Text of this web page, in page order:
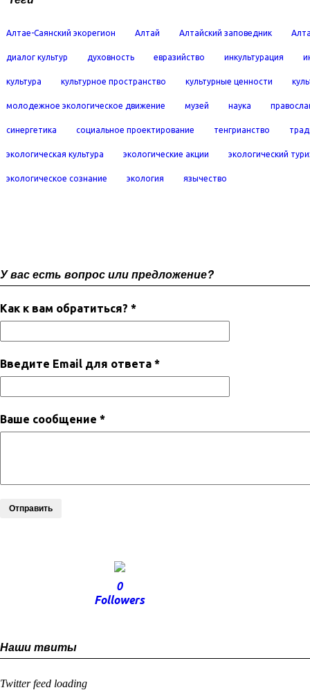
Алтае-Саянский экорегион Алтай Алтайский заповедник
диалог культур духовность евразийство инкультурация
культура культурное пространство культурные ценности
молодежное экологическое движение музей наука
синергетика социальное проектирование тенгрианство
экологическая культура экологические акции экологический
экологическое сознание экология язычество
У вас есть вопрос или предложение?
Как к вам обратиться? *
Введите Email для ответа *
Ваше сообщение *
Отправить
0
Followers
Наши твиты
Twitter feed loading